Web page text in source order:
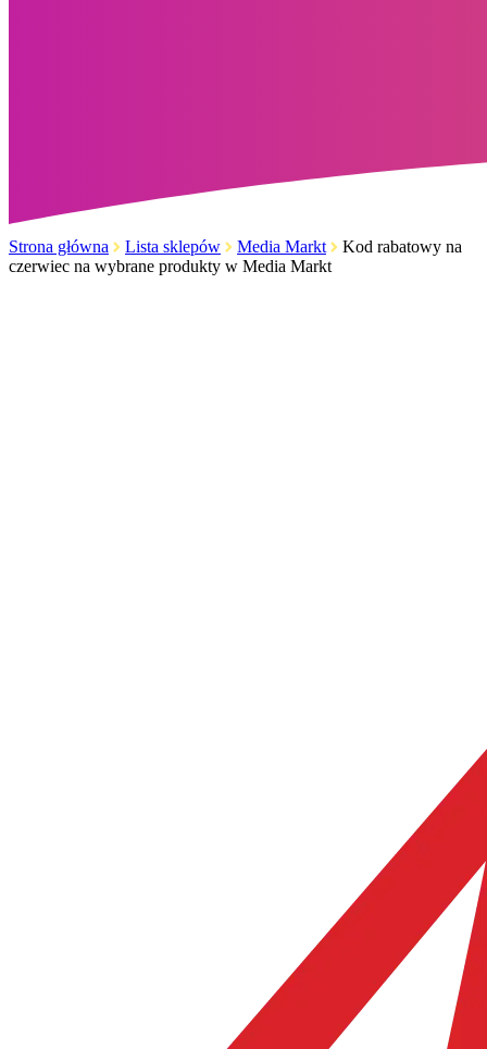
Strona główna Lista sklepów Media Markt
Kod rabatowy na
czerwiec na wybrane produkty w Media Markt